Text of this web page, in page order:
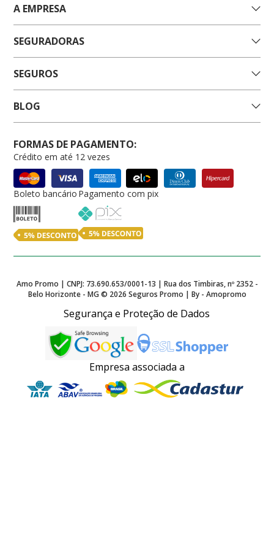
A EMPRESA
SEGURADORAS
SEGUROS
BLOG
FORMAS DE PAGAMENTO:
Crédito em até 12 vezes
Boleto bancário Pagamento com pix
Amo Promo | CNPJ: 73.690.653/0001-13 | Rua dos Timbiras, nº 2352 -
Belo Horizonte - MG © 2026 Seguros Promo | By - Amopromo
Segurança e Proteção de Dados
Empresa associada a